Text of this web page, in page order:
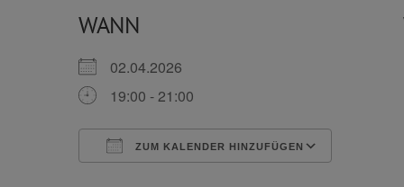
WANN
02.04.2026
19:00 - 21:00
ZUM KALENDER HINZUFÜGEN